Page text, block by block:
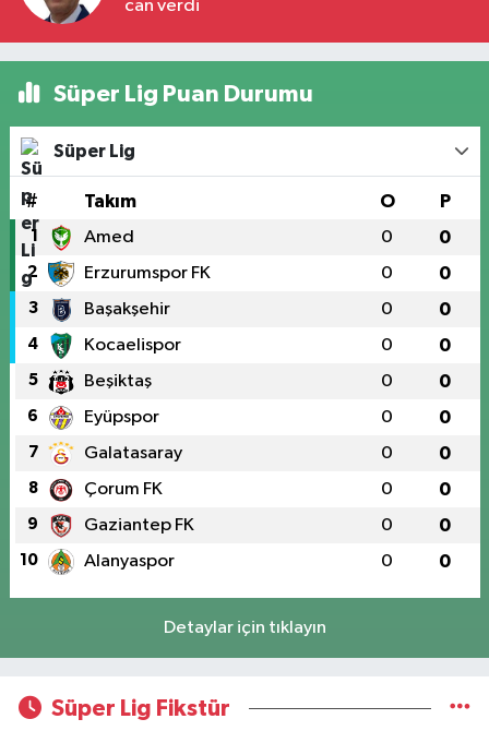
can verdi
Süper Lig Puan Durumu
Süper Lig
# Takım O P
1 Amed 0 0
2 Erzurumspor FK 0 0
3 Başakşehir 0 0
4 Kocaelispor 0 0
5 Beşiktaş 0 0
6 Eyüpspor 0 0
7 Galatasaray 0 0
8 Çorum FK 0 0
9 Gaziantep FK 0 0
10 Alanyaspor 0 0
Detaylar için tıklayın
Süper Lig Fikstür